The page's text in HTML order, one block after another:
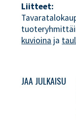
Liitteet:
kuvioina ja
JAA JULKAISU